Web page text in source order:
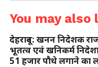
You may also
देहरादून: खनन निदेशक
भूतत्व एवं खनिकर्म
51 हजार पौधे लगाने का